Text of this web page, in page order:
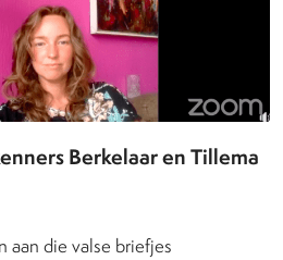
Berkelaar en Tillema
aan die valse briefjes